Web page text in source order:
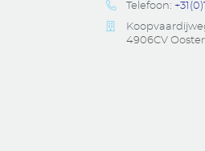
Telefoon:
4906CV